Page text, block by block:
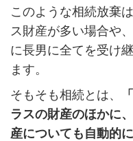
このような相続放棄
ス財産が多い場合や
に長男に全てを受け
ます。
そもそも相続とは、
ラスの財産のほかに
産についても自動的